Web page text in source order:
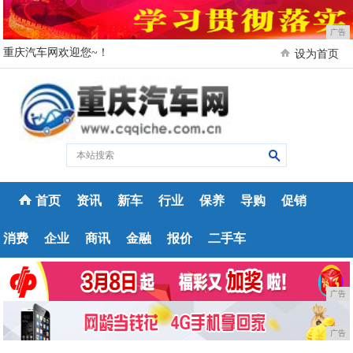
广告
重庆汽车网欢迎您~！ 设为首页
首页 资讯 新车 行业 保养 导购 促销
消费 企业 商讯 金融 报价 二手车
广告
广告